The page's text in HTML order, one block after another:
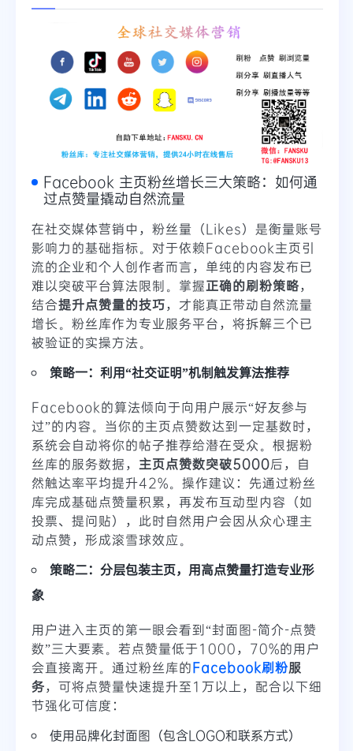
Facebook 主页粉丝增长三大策略：如何通
过点赞量撬动自然流量
在社交媒体营销中，粉丝量（Likes）是衡量账号
影响力的基础指标。对于依赖Facebook主页引
流的企业和个人创作者而言，单纯的内容发布已
难以突破平台算法限制。掌握正确的刷粉策略，
结合提升点赞量的技巧，才能真正带动自然流量
增长。粉丝库作为专业服务平台，将拆解三个已
被验证的实操方法。
策略一：利用“社交证明”机制触发算法推荐
Facebook的算法倾向于向用户展示“好友参与
过”的内容。当你的主页点赞数达到一定基数时，
系统会自动将你的帖子推荐给潜在受众。根据粉
丝库的服务数据， 主页点赞数突破5000后，自
然触达率平均提升42%。操作建议：先通过粉丝
库完成基础点赞量积累，再发布互动型内容（如
投票、提问贴），此时自然用户会因从众心理主
动点赞，形成滚雪球效应。
策略二：分层包装主页，用高点赞量打造专业形
象
用户进入主页的第一眼会看到“封面图-简介-点赞
数”三大要素。若点赞量低于1000，70%的用户
会直接离开。通过粉丝库的Facebook刷粉服
务，可将点赞量快速提升至1万以上，配合以下细
节强化可信度：
使用品牌化封面图（包含LOGO和联系方式）